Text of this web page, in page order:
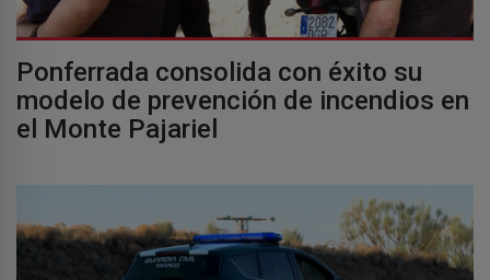
Ponferrada consolida con éxito su
modelo de prevención de incendios en
el Monte Pajariel